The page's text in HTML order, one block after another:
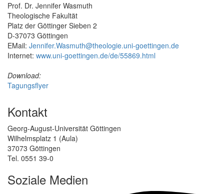
Prof. Dr. Jennifer Wasmuth
Theologische Fakultät
Platz der Göttinger Sieben 2
D-37073 Göttingen
EMail: Jennifer.Wasmuth@theologie.uni-goettingen.de
Internet: www.uni-goettingen.de/de/55869.html
Download:
Tagungsflyer
Kontakt
Georg-August-Universität Göttingen
Wilhelmsplatz 1 (Aula)
37073 Göttingen
Tel. 0551 39-0
Soziale Medien